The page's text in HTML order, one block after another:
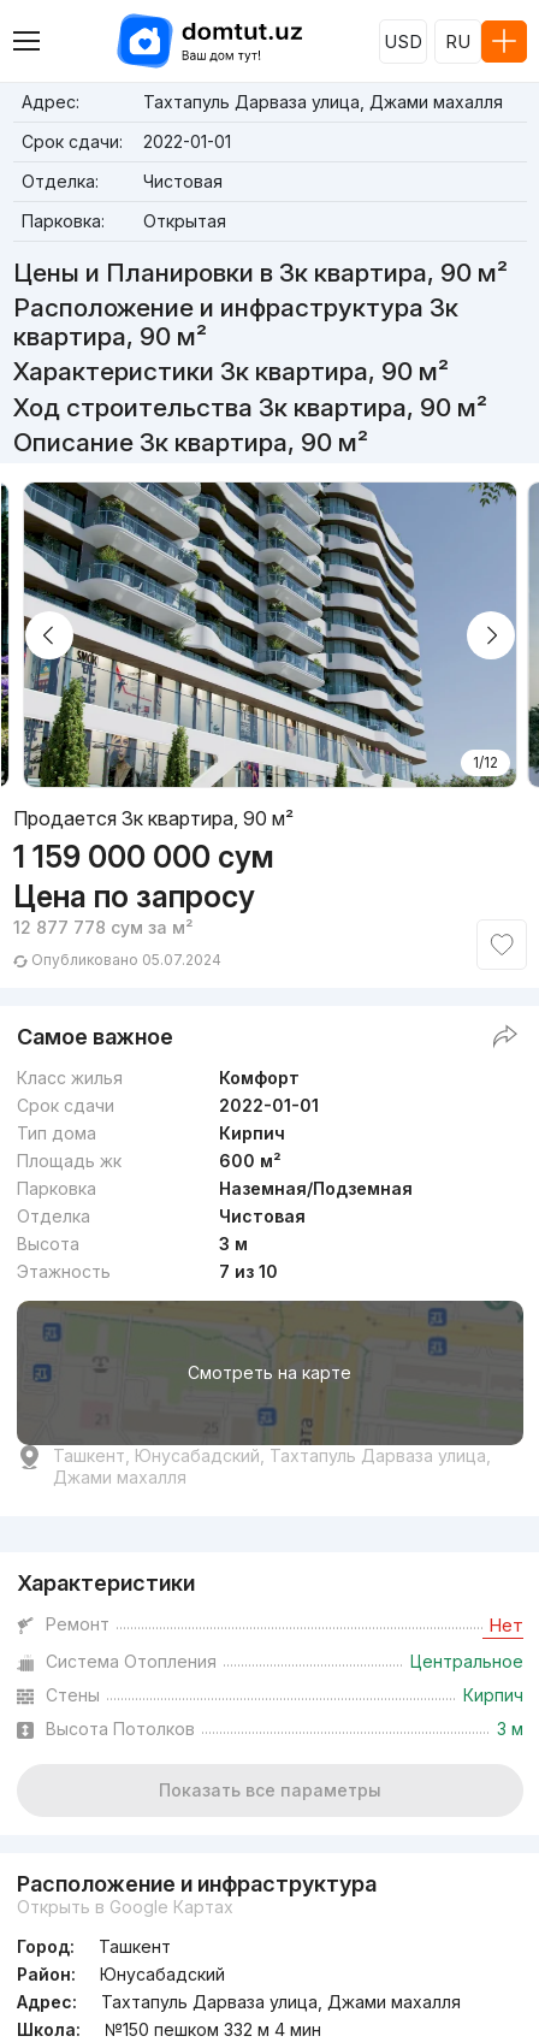
USD RU
Адрес:
Тахтапуль Дарваза улица, Джами махалля
Срок сдачи:
2022-01-01
Отделка:
Чистовая
Парковка:
Открытая
Цены и Планировки в 3к квартира, 90 м²
Расположение и инфраструктура 3к
квартира, 90 м²
Характеристики 3к квартира, 90 м²
Ход строительства 3к квартира, 90 м²
Описание 3к квартира, 90 м²
1/12
Продается 3к квартира, 90 м²
1 159 000 000 сум
Цена по запросу
12 877 778 сум за м²
Опубликовано 05.07.2024
Самое важное
Класс жилья
Комфорт
Срок сдачи
2022-01-01
Тип дома
Кирпич
Площадь жк
600 м²
Парковка
Наземная/Подземная
Отделка
Чистовая
Высота
3 м
Этажность
7 из 10
Смотреть на карте
Ташкент, Юнусабадский, Тахтапуль Дарваза улица,
Джами махалля
Характеристики
Ремонт Нет
Система Отопления
Центральное
Стены
Кирпич
Высота Потолков
3 м
Показать все параметры
Расположение и инфраструктура
Открыть в Google Картах
Город:
Ташкент
Район:
Юнусабадский
Адрес:
Тахтапуль Дарваза улица, Джами махалля
Школа:
№150 пешком 332 м 4 мин